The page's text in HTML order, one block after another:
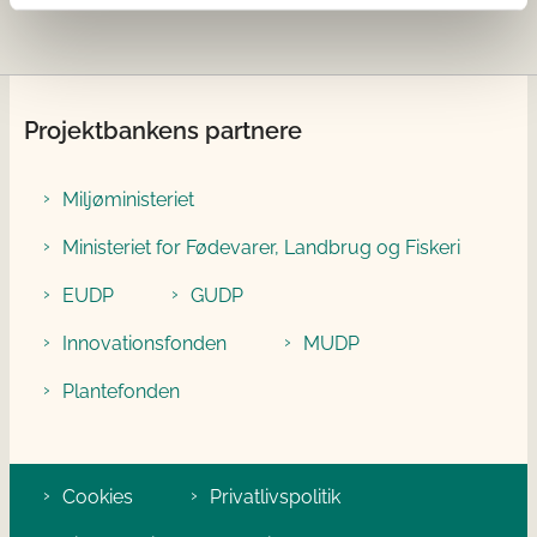
Projektbankens partnere
Miljøministeriet
Ministeriet for Fødevarer, Landbrug og Fiskeri
EUDP GUDP
Innovationsfonden MUDP
Plantefonden
Cookies Privatlivspolitik